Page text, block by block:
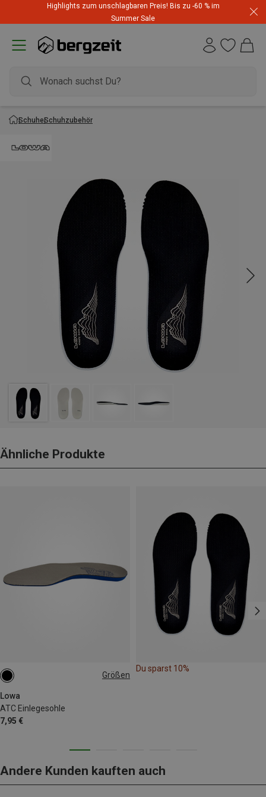
Highlights zum unschlagbaren Preis! Bis zu -60 % im
Summer Sale
SchuheSchuhzubehör
Ähnliche Produkte
Größen
Lowa
ATC Einlegesohle
7,95 €
Du sparst 10%
Andere Kunden kauften auch